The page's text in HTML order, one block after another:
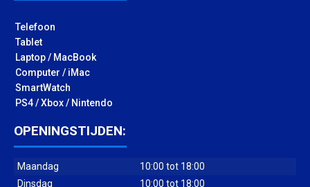
Telefoon
Tablet
Laptop / MacBook
Computer / iMac
SmartWatch
PS4 / Xbox / Nintendo
OPENINGSTIJDEN:
Maandag
10:00 tot 18:00
Dinsdag
10:00 tot 18:00